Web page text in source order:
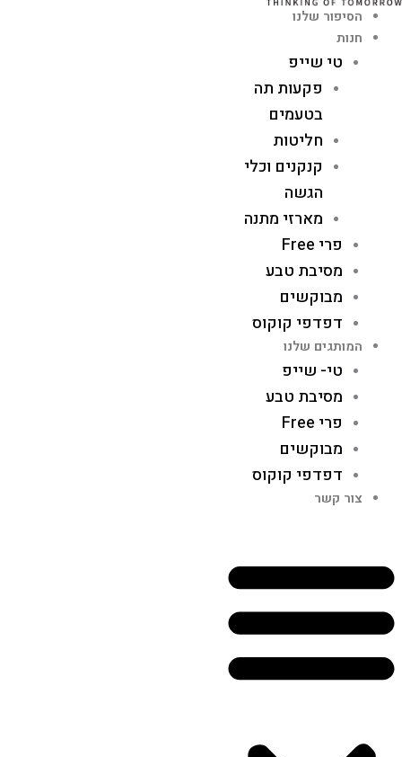
הסיפור שלנו
חנות
טי שייפ
פקעות תה
בטעמים
חליטות
קנקנים וכלי
הגשה
מארזי מתנה
פרי Free
מסיבת טבע
מבוקשים
דפדפי קוקוס
המותגים שלנו
טי- שייפ
מסיבת טבע
פרי Free
מבוקשים
דפדפי קוקוס
צור קשר